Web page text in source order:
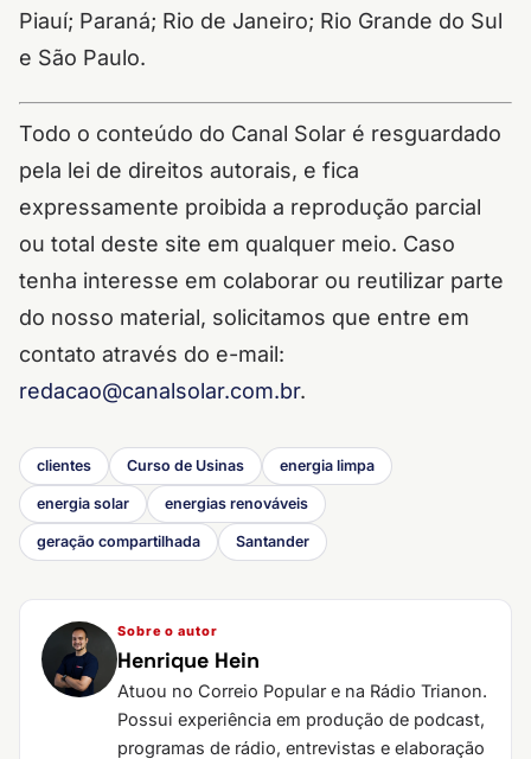
Piauí; Paraná; Rio de Janeiro; Rio Grande do Sul
e São Paulo.
Todo o conteúdo do Canal Solar é resguardado
pela lei de direitos autorais, e fica
expressamente proibida a reprodução parcial
ou total deste site em qualquer meio. Caso
tenha interesse em colaborar ou reutilizar parte
do nosso material, solicitamos que entre em
contato através do e-mail:
redacao@canalsolar.com.br.
clientes Curso de Usinas energia limpa
energia solar energias renováveis
geração compartilhada Santander
Sobre o autor
Henrique Hein
Atuou no Correio Popular e na Rádio Trianon.
Possui experiência em produção de podcast,
programas de rádio, entrevistas e elaboração